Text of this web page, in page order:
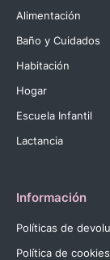
Alimentación
Baño y Cuidados
Habitación
Hogar
Escuela Infantil
Lactancia
Información
Políticas de
Política de